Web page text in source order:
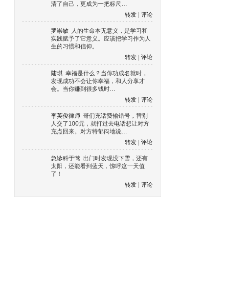
清了自己，更成为一把标尺…
转发
评论
罗崇敏 人的生命本无意义，是学习和
实践赋予了它意义。应该把学习作为人
生的习惯和信仰。
转发
评论
陆琪 幸福是什么？当你功成名就时，
发现成功不会让你幸福，和人分享才
会。当你赚到很多钱时…
转发
评论
李英俊律师 哥们充话费输错号，替别
人交了100元，就打过去电话想让对方
充点回来。对方特郁闷地说…
转发
评论
急诊科于莺 出门时发现没下雪，还有
太阳，还能看到蓝天，惊呼这一天值
了！
转发
评论